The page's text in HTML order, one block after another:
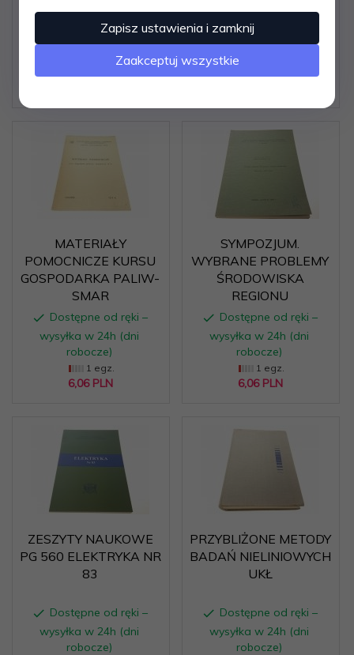
Dostępne od ręki –
Dostępne od ręki –
robocze)
MATERIAŁY
POMOCNICZE KURSU
GOSPODARKA PALIW-
SMAR
Dostępne od ręki –
wysyłka w 24h (dni
robocze)
1 egz.
6,06 PLN
SYMPOZJUM.
WYBRANE PROBLEMY
ŚRODOWISKA
REGIONU
Dostępne od ręki –
wysyłka w 24h (dni
robocze)
1 egz.
6,06 PLN
ZESZYTY NAUKOWE
PG 560 ELEKTRYKA NR
83
Dostępne od ręki –
wysyłka w 24h (dni
robocze)
PRZYBLIŻONE METODY
BADAŃ NIELINIOWYCH
UKŁ
Dostępne od ręki –
wysyłka w 24h (dni
robocze)
Zapisz ustawienia i zamknij
Zaakceptuj wszystkie